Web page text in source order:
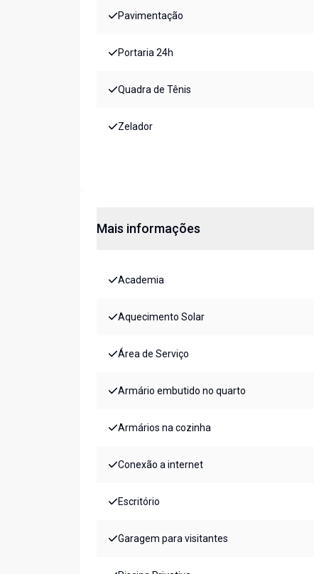
Pavimentação
Portaria 24h
Quadra de Tênis
Zelador
Mais informações
Academia
Aquecimento Solar
Área de Serviço
Armário embutido no quarto
Armários na cozinha
Conexão a internet
Escritório
Garagem para visitantes